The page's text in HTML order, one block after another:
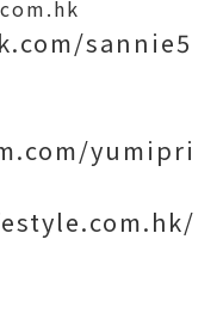
sannie5
yumipri